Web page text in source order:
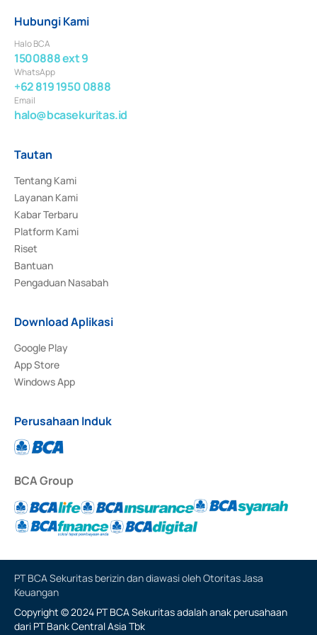
Hubungi Kami
Halo BCA
1500888 ext 9
WhatsApp
+62 819 1950 0888
Email
halo@bcasekuritas.id
Tautan
Tentang Kami
Layanan Kami
Kabar Terbaru
Platform Kami
Riset
Bantuan
Pengaduan Nasabah
Download Aplikasi
Google Play
App Store
Windows App
Perusahaan Induk
BCA Group
PT BCA Sekuritas berizin dan diawasi oleh Otoritas Jasa
Keuangan
Copyright © 2024 PT BCA Sekuritas adalah anak perusahaan
dari PT Bank Central Asia Tbk